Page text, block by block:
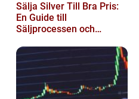
Sälja Silver Till Bra Pris:
En Guide till
Säljprocessen och